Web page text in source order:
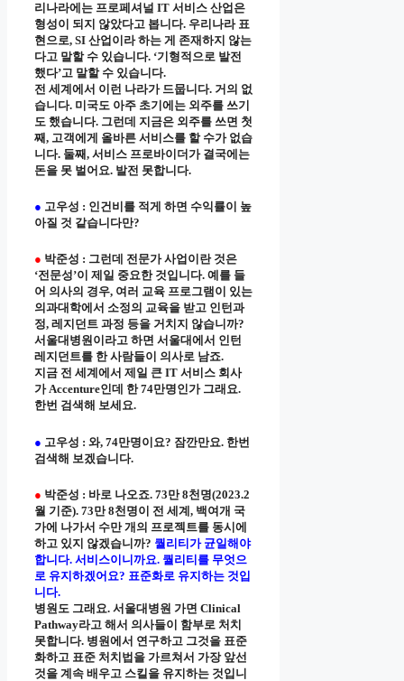
리나라에는 프로페셔널 IT 서비스 산업은
형성이 되지 않았다고 봅니다. 우리나라 표
현으로, SI 산업이라 하는 게 존재하지 않는
다고 말할 수 있습니다. ‘기형적으로 발전
했다’고 말할 수 있습니다.
전 세계에서 이런 나라가 드뭅니다. 거의 없
습니다. 미국도 아주 초기에는 외주를 쓰기
도 했습니다. 그런데 지금은 외주를 쓰면 첫
째, 고객에게 올바른 서비스를 할 수가 없습
니다. 둘째, 서비스 프로바이더가 결국에는
돈을 못 벌어요. 발전 못합니다.
● 고우성 : 인건비를 적게 하면 수익률이 높
아질 것 같습니다만?
● 박준성 : 그런데 전문가 사업이란 것은
‘전문성’이 제일 중요한 것입니다. 예를 들
어 의사의 경우, 여러 교육 프로그램이 있는
의과대학에서 소정의 교육을 받고 인턴과
정, 레지던트 과정 등을 거치지 않습니까?
서울대병원이라고 하면 서울대에서 인턴
레지던트를 한 사람들이 의사로 남죠.
지금 전 세계에서 제일 큰 IT 서비스 회사
가 Accenture인데 한 74만명인가 그래요.
한번 검색해 보세요.
● 고우성 : 와, 74만명이요? 잠깐만요. 한번
검색해 보겠습니다.
● 박준성 : 바로 나오죠. 73만 8천명(2023.2
월 기준). 73만 8천명이 전 세계, 백여개 국
가에 나가서 수만 개의 프로젝트를 동시에
하고 있지 않겠습니까? 퀄리티가 균일해야
합니다. 서비스이니까요. 퀄리티를 무엇으
로 유지하겠어요? 표준화로 유지하는 것입
니다.
병원도 그래요. 서울대병원 가면 Clinical
Pathway라고 해서 의사들이 함부로 처치
못합니다. 병원에서 연구하고 그것을 표준
화하고 표준 처치법을 가르쳐서 가장 앞선
것을 계속 배우고 스킬을 유지하는 것입니